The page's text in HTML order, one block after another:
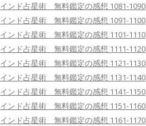
インド占星術 無料鑑定の感想 1081-1090
インド占星術 無料鑑定の感想 1091-1100
インド占星術 無料鑑定の感想 1101-1110
インド占星術 無料鑑定の感想 1111-1120
インド占星術 無料鑑定の感想 1121-1130
インド占星術 無料鑑定の感想 1131-1140
インド占星術 無料鑑定の感想 1141-1150
インド占星術 無料鑑定の感想 1151-1160
インド占星術 無料鑑定の感想 1161-1170